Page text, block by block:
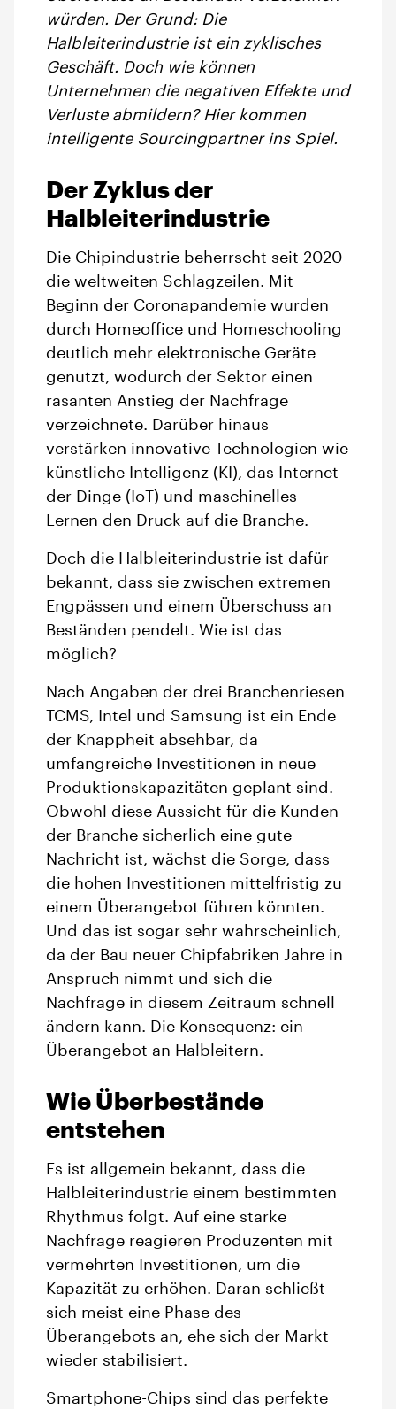
würden. Der Grund: Die
Halbleiterindustrie ist ein zyklisches
Geschäft. Doch wie können
Unternehmen die negativen Effekte und
Verluste abmildern? Hier kommen
intelligente Sourcingpartner ins Spiel.
Der Zyklus der
Halbleiterindustrie
Die Chipindustrie beherrscht seit 2020
die weltweiten Schlagzeilen. Mit
Beginn der Coronapandemie wurden
durch Homeoffice und Homeschooling
deutlich mehr elektronische Geräte
genutzt, wodurch der Sektor einen
rasanten Anstieg der Nachfrage
verzeichnete. Darüber hinaus
verstärken innovative Technologien wie
künstliche Intelligenz (KI), das Internet
der Dinge (IoT) und maschinelles
Lernen den Druck auf die Branche.
Doch die Halbleiterindustrie ist dafür
bekannt, dass sie zwischen extremen
Engpässen und einem Überschuss an
Beständen pendelt. Wie ist das
möglich?
Nach Angaben der drei Branchenriesen
TCMS, Intel und Samsung ist ein Ende
der Knappheit absehbar, da
umfangreiche Investitionen in neue
Produktionskapazitäten geplant sind.
Obwohl diese Aussicht für die Kunden
der Branche sicherlich eine gute
Nachricht ist, wächst die Sorge, dass
die hohen Investitionen mittelfristig zu
einem Überangebot führen könnten.
Und das ist sogar sehr wahrscheinlich,
da der Bau neuer Chipfabriken Jahre in
Anspruch nimmt und sich die
Nachfrage in diesem Zeitraum schnell
ändern kann. Die Konsequenz: ein
Überangebot an Halbleitern.
Wie Überbestände
entstehen
Es ist allgemein bekannt, dass die
Halbleiterindustrie einem bestimmten
Rhythmus folgt. Auf eine starke
Nachfrage reagieren Produzenten mit
vermehrten Investitionen, um die
Kapazität zu erhöhen. Daran schließt
sich meist eine Phase des
Überangebots an, ehe sich der Markt
wieder stabilisiert.
Smartphone-Chips sind das perfekte